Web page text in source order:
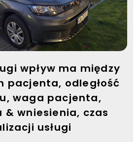
wpływ ma między
pacjenta, odległość
waga pacjenta,
& wniesienia, czas
usługi